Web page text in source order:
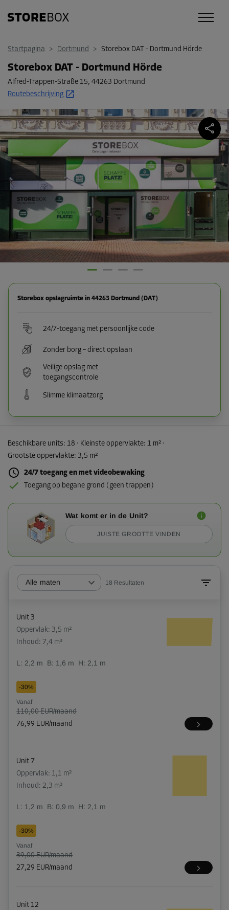
Startpagina > Dortmund > Storebox DAT - Dortmund Hörde
Storebox DAT - Dortmund Hörde
Alfred-Trappen-Straße 15, 44263 Dortmund
Routebeschrijving
Storebox opslagruimte in 44263 Dortmund (DAT)
24/7-toegang met persoonlijke code
Zonder borg – direct opslaan
Veilige opslag met
toegangscontrole
Slimme klimaatzorg
Beschikbare units: 18 · Kleinste oppervlakte: 1 m² ·
Grootste oppervlakte: 3,5 m²
24/7 toegang en met videobewaking
Toegang op begane grond (geen trappen)
Wat komt er in de Unit?
JUISTE GROOTTE VINDEN
Alle maten 18 Resultaten
Unit 3
Oppervlak: 3,5 m²
Inhoud: 7,4 m³
L: 2,2 m B: 1,6 m H: 2,1 m
-30%
Vanaf
110,00 EUR/maand
76,99 EUR/maand
Unit 7
Oppervlak: 1,1 m²
Inhoud: 2,3 m³
L: 1,2 m B: 0,9 m H: 2,1 m
-30%
Vanaf
39,00 EUR/maand
27,29 EUR/maand
Unit 12